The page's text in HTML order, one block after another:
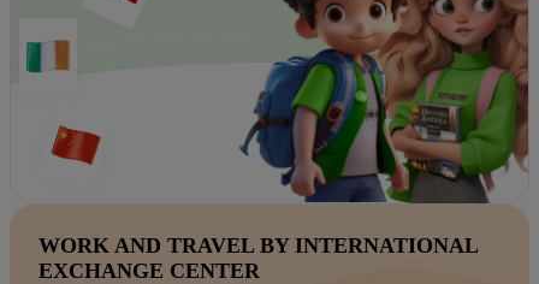
WORK AND TRAVEL BY INTERNATIONAL
EXCHANGE CENTER